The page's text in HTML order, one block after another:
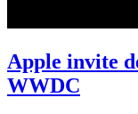
Apple invite
WWDC